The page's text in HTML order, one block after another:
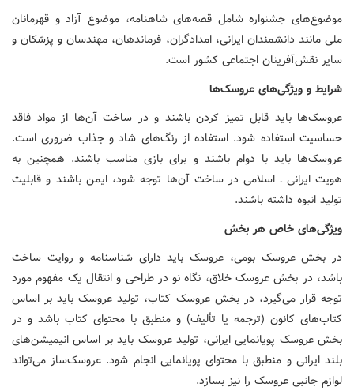
موضوع‌های جشنواره شامل قصه‌های شاهنامه، موضوع آزاد و قهرمانان
ملی مانند دانشمندان ایرانی، امدادگران، فرماندهان، مهندسان و پزشکان و
سایر نقش‌آفرینان اجتماعی کشور است.
شرایط و ویژگی‌های عروسک‌ها
عروسک‌ها باید قابل تمیز کردن باشند و در ساخت آن‌ها از مواد فاقد
حساسیت استفاده شود. استفاده از رنگ‌های شاد و جذاب ضروری است.
عروسک‌ها باید با دوام باشند و برای بازی مناسب باشند. همچنین به
هویت ایرانی ـ اسلامی در ساخت آن‌ها توجه شود، ایمن باشند و قابلیت
تولید انبوه داشته باشند.
ویژگی‌های خاص هر بخش
در بخش عروسک بومی، عروسک باید دارای شناسنامه و روایت ساخت
باشد، در بخش عروسک خلاق، نگاه نو در طراحی و انتقال یک مفهوم مورد
توجه قرار می‌گیرد، در بخش عروسک کتاب، تولید عروسک باید بر اساس
کتاب‌های کانون (ترجمه یا تألیف) و منطبق با محتوای کتاب باشد و در
بخش عروسک پویانمایی ایرانی، تولید عروسک باید بر اساس انیمیشن‌های
بلند ایرانی و منطبق با محتوای پویانمایی انجام شود. عروسک‌ساز می‌تواند
لوازم جانبی عروسک را نیز بسازد.